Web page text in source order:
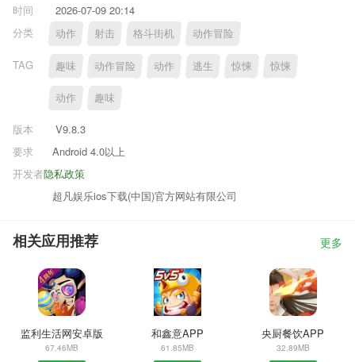
时间
2026-07-09 20:14
分类
动作 射击 格斗街机 动作冒险
TAG 趣味 动作冒险 动作 逃生 惊悚 惊悚
动作 趣味
版本
V9.8.3
要求
Android 4.0以上
隐私政策
开发者
超凡娱乐ios下载(中国)官方网站有限公司
相关应用推荐 更多
监利生活网安卓版
67.46MB
和鑫意APP
61.85MB
央厨餐饮APP
32.89MB